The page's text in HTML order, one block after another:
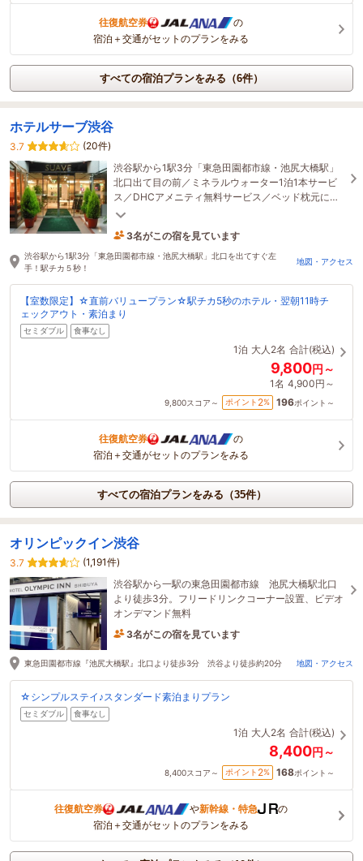
往復航空券
の
宿泊＋交通がセットのプランをみる
すべての宿泊プランをみる（6件）
ホテルサーブ渋谷
3.7
(20件)
渋谷駅から1駅3分「東急田園都市線・池尻大橋駅」
北口出て目の前／ミネラルウォーター1泊1本サービ
ス／DHCアメニティ無料サービス／ベッド枕元に
USBコンセントを全室完備/ホテル横並びにコンビ
3名がこの宿を見ています
渋谷駅から1駅3分「東急田園都市線・池尻大橋駅」北口を出てすぐ左
手！駅チカ５秒！
地図・アクセス
【室数限定】☆直前バリュープラン☆駅チカ5秒のホテル・翌朝11時チ
ェックアウト・素泊まり
セミダブル 食事なし
1泊 大人2名 合計(税込)
9,800円～
1名 4,900円～
9,800スコア～ ポイント 2% 196ポイント～
往復航空券
の
宿泊＋交通がセットのプランをみる
すべての宿泊プランをみる（35件）
オリンピックイン渋谷
3.7
(1,191件)
渋谷駅から一駅の東急田園都市線 池尻大橋駅北口
より徒歩3分。フリードリンクコーナー設置、ビデオ
オンデマンド無料
3名がこの宿を見ています
東急田園都市線『池尻大橋駅』北口より徒歩3分 渋谷より徒歩約20分 地図・アクセス
☆シンプルステイ♪スタンダード素泊まりプラン
セミダブル 食事なし
1泊 大人2名 合計(税込)
8,400円～
8,400スコア～ ポイント 2% 168ポイント～
往復航空券 や新幹線・特急
の
宿泊＋交通がセットのプランをみる